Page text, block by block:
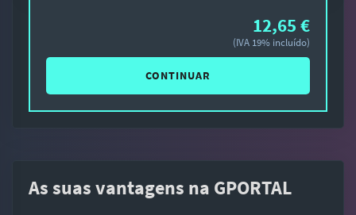
12,65 €
(IVA 19% incluído)
CONTINUAR
As suas vantagens na GPORTAL